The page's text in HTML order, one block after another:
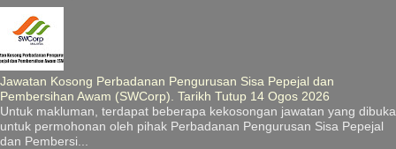
Jawatan Kosong Perbadanan Pengurusan Sisa Pepejal dan
Pembersihan Awam (SWCorp). Tarikh Tutup 14 Ogos 2026
Untuk makluman, terdapat beberapa kekosongan jawatan yang dibuka
untuk permohonan oleh pihak Perbadanan Pengurusan Sisa Pepejal
dan Pembersi...